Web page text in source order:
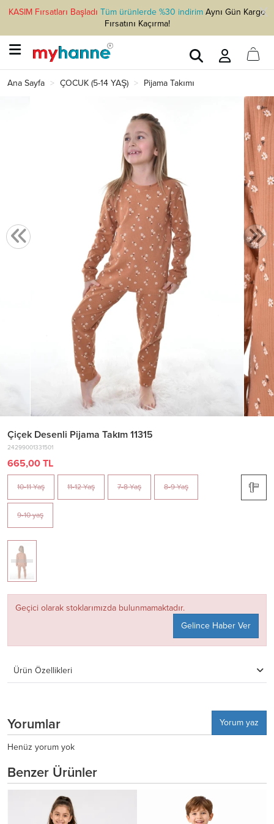
KASIM Fırsatları Başladı Tüm ürünlerde %30 indirimAynı Gün Kargo
Fırsatını Kaçırma!
Ana Sayfa ÇOCUK (5-14 YAŞ) Pijama Takımı
Çiçek Desenli Pijama Takım 11315
24299001331501
665,00 TL
10-11 Yaş 11-12 Yaş 7-8 Yaş 8-9 Yaş
9-10 yaş
Geçici olarak stoklarımızda bulunmamaktadır.
Gelince Haber Ver
Ürün Özellikleri
Yorumlar
Yorum yaz
Henüz yorum yok
Benzer Ürünler